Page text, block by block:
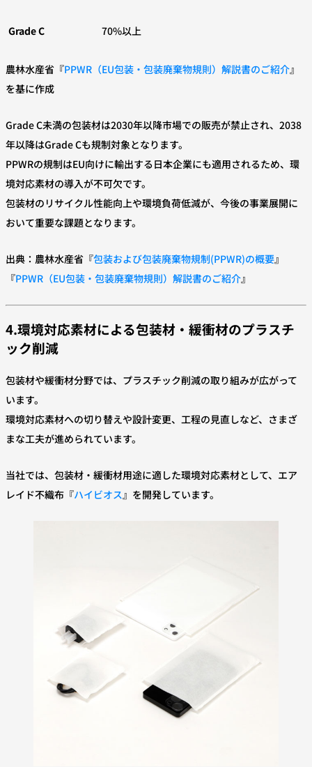
Grade C 70%以上
農林水産省『PPWR（EU包装・包装廃棄物規則）解説書のご紹介』
を基に作成
Grade C未満の包装材は2030年以降市場での販売が禁止され、2038
年以降はGrade Cも規制対象となります。
PPWRの規制はEU向けに輸出する日本企業にも適用されるため、環
境対応素材の導入が不可欠です。
包装材のリサイクル性能向上や環境負荷低減が、今後の事業展開に
おいて重要な課題となります。
出典：農林水産省『包装および包装廃棄物規制(PPWR)の概要』
『PPWR（EU包装・包装廃棄物規則）解説書のご紹介』
4.環境対応素材による包装材・緩衝材のプラスチ
ック削減
包装材や緩衝材分野では、プラスチック削減の取り組みが広がって
います。
環境対応素材への切り替えや設計変更、工程の見直しなど、さまざ
まな工夫が進められています。
当社では、包装材・緩衝材用途に適した環境対応素材として、エア
レイド不織布『ハイビオス 』を開発しています。